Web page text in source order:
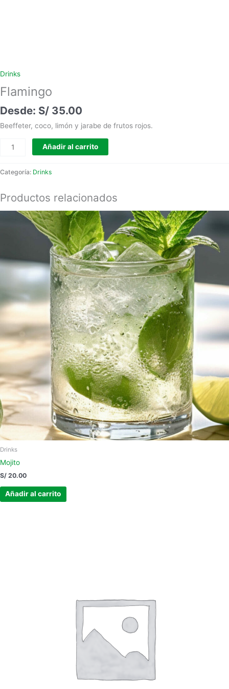
Drinks
Flamingo
S/ 35.00
Beeffeter, coco, limón y jarabe de frutos rojos.
Añadir al carrito
Categoría: Drinks
Productos relacionados
Drinks
Mojito
S/ 20.00
Añadir al carrito